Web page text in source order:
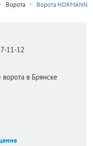
Ворота Ворота HORMANN
11-12
в Брянске